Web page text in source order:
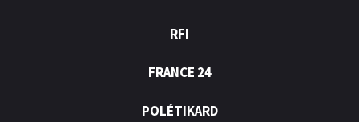
RFI
FRANCE 24
POLÉTIKARD